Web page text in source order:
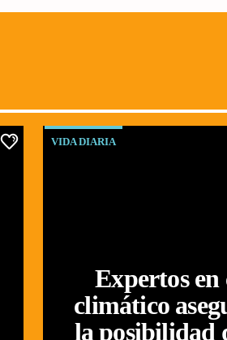
VIDA DIARIA
Expertos
climático
la posibilidad